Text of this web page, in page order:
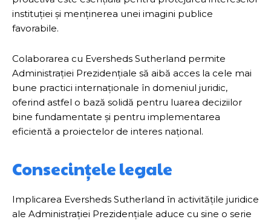
instituției și menținerea unei imagini publice
favorabile.
Colaborarea cu Eversheds Sutherland permite
Administrației Prezidențiale să aibă acces la cele mai
bune practici internaționale în domeniul juridic,
oferind astfel o bază solidă pentru luarea deciziilor
bine fundamentate și pentru implementarea
eficientă a proiectelor de interes național.
Consecințele legale
Implicarea Eversheds Sutherland în activitățile juridice
ale Administrației Prezidențiale aduce cu sine o serie